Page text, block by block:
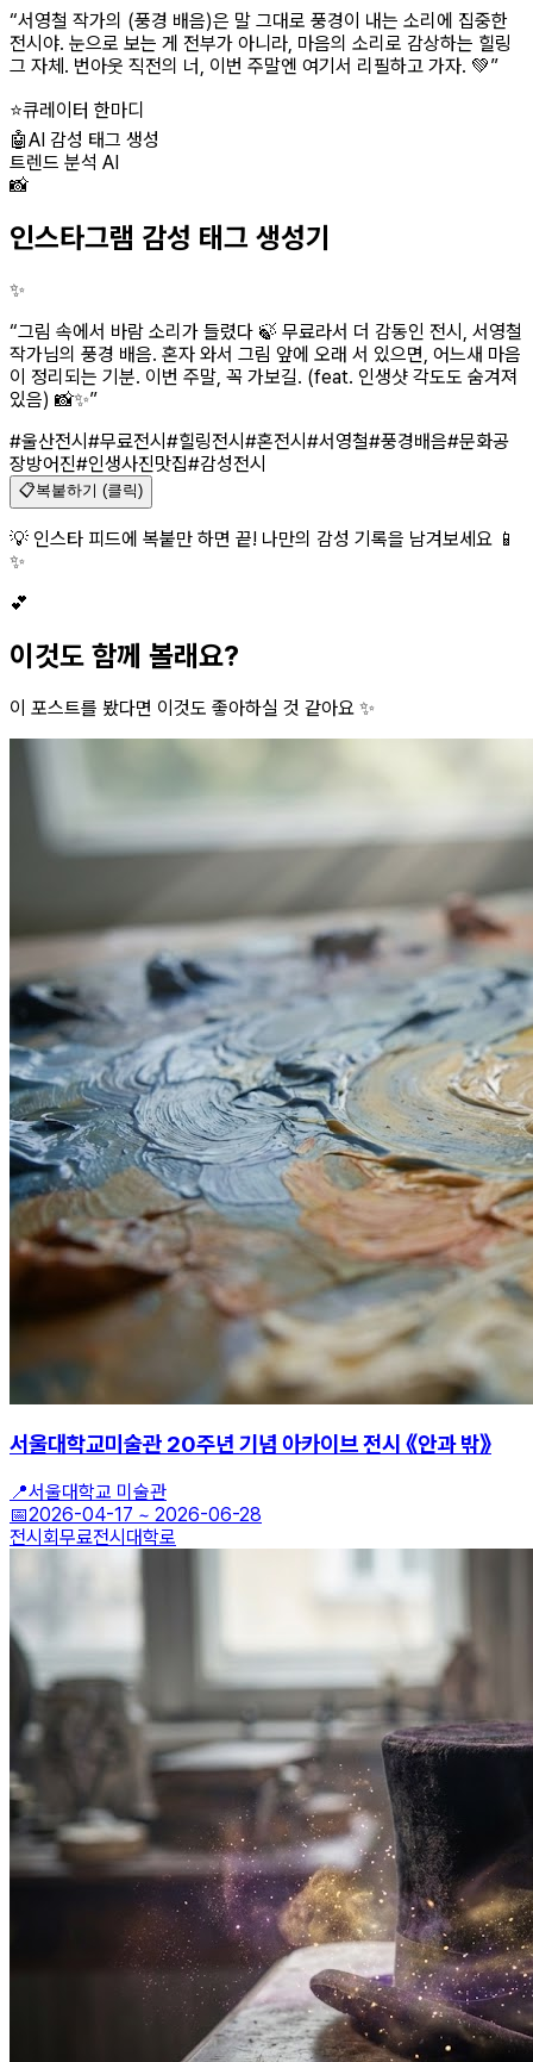
“서영철 작가의 (풍경 배음)은 말 그대로 풍경이 내는 소리에 집중한
전시야. 눈으로 보는 게 전부가 아니라, 마음의 소리로 감상하는 힐링
그 자체. 번아웃 직전의 너, 이번 주말엔 여기서 리필하고 가자. 💚”
⭐큐레이터 한마디
🤖AI 감성 태그 생성
트렌드 분석 AI
📸
인스타그램 감성 태그 생성기
✨
“그림 속에서 바람 소리가 들렸다 🍃 무료라서 더 감동인 전시, 서영철
작가님의 풍경 배음. 혼자 와서 그림 앞에 오래 서 있으면, 어느새 마음
이 정리되는 기분. 이번 주말, 꼭 가보길. (feat. 인생샷 각도도 숨겨져
있음) 📸✨”
#울산전시 #무료전시 #힐링전시 #혼전시 #서영철#풍경배음#문화공
장방어진#인생사진맛집#감성전시
📋복붙하기 (클릭)
💡 인스타 피드에 복붙만 하면 끝! 나만의 감성 기록을 남겨보세요 📱
✨
💕
이것도 함께 볼래요?
이 포스트를 봤다면 이것도 좋아하실 것 같아요 ✨
서울대학교미술관 20주년 기념 아카이브 전시 《안과 밖》
📍서울대학교 미술관
📅2026-04-17 ~ 2026-06-28
전시회무료전시 대학로